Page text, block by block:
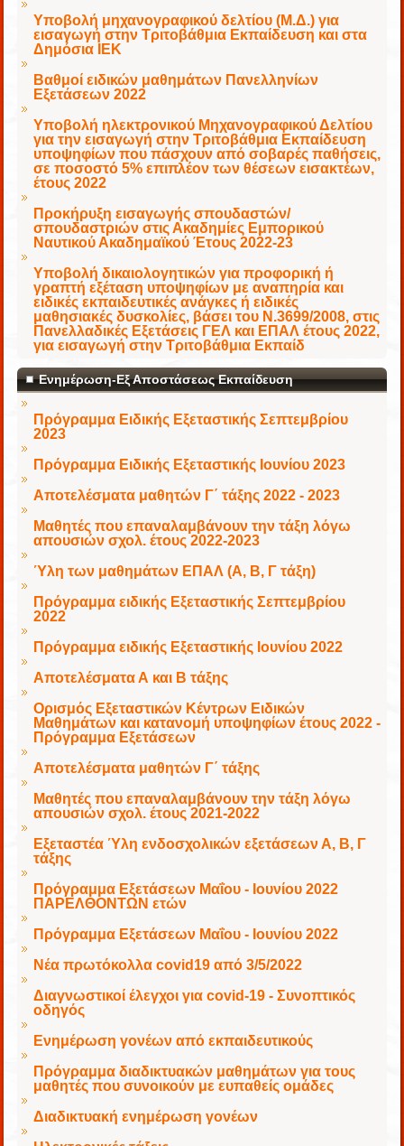
Υποβολή μηχανογραφικού δελτίου (Μ.Δ.) για
εισαγωγή στην Τριτοβάθμια Εκπαίδευση και στα
Δημόσια ΙΕΚ
Βαθμοί ειδικών μαθημάτων Πανελληνίων
Εξετάσεων 2022
Υποβολή ηλεκτρονικού Μηχανογραφικού Δελτίου
για την εισαγωγή στην Τριτοβάθμια Εκπαίδευση
υποψηφίων που πάσχουν από σοβαρές παθήσεις,
σε ποσοστό 5% επιπλέον των θέσεων εισακτέων,
έτους 2022
Προκήρυξη εισαγωγής σπουδαστών/
σπουδαστριών στις Ακαδημίες Εμπορικού
Ναυτικού Ακαδημαϊκού Έτους 2022-23
Υποβολή δικαιολογητικών για προφορική ή
γραπτή εξέταση υποψηφίων με αναπηρία και
ειδικές εκπαιδευτικές ανάγκες ή ειδικές
μαθησιακές δυσκολίες, βάσει του Ν.3699/2008, στις
Πανελλαδικές Εξετάσεις ΓΕΛ και ΕΠΑΛ έτους 2022,
για εισαγωγή στην Τριτοβάθμια Εκπαίδ
Ενημέρωση-Εξ Αποστάσεως Εκπαίδευση
Πρόγραμμα Ειδικής Εξεταστικής Σεπτεμβρίου
2023
Πρόγραμμα Ειδικής Εξεταστικής Ιουνίου 2023
Αποτελέσματα μαθητών Γ΄ τάξης 2022 - 2023
Μαθητές που επαναλαμβάνουν την τάξη λόγω
απουσιών σχολ. έτους 2022-2023
Ύλη των μαθημάτων ΕΠΑΛ (Α, Β, Γ τάξη)
Πρόγραμμα ειδικής Εξεταστικής Σεπτεμβρίου
2022
Πρόγραμμα ειδικής Εξεταστικής Ιουνίου 2022
Αποτελέσματα Α και Β τάξης
Ορισμός Εξεταστικών Κέντρων Ειδικών
Μαθημάτων και κατανομή υποψηφίων έτους 2022 -
Πρόγραμμα Εξετάσεων
Αποτελέσματα μαθητών Γ΄ τάξης
Μαθητές που επαναλαμβάνουν την τάξη λόγω
απουσιών σχολ. έτους 2021-2022
Εξεταστέα Ύλη ενδοσχολικών εξετάσεων Α, Β, Γ
τάξης
Πρόγραμμα Εξετάσεων Μαΐου - Ιουνίου 2022
ΠΑΡΕΛΘΟΝΤΩΝ ετών
Πρόγραμμα Εξετάσεων Μαΐου - Ιουνίου 2022
Νέα πρωτόκολλα covid19 από 3/5/2022
Διαγνωστικοί έλεγχοι για covid-19 - Συνοπτικός
οδηγός
Ενημέρωση γονέων από εκπαιδευτικούς
Πρόγραμμα διαδικτυακών μαθημάτων για τους
μαθητές που συνοικούν με ευπαθείς ομάδες
Διαδικτυακή ενημέρωση γονέων